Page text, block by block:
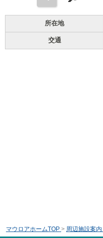
所在地
交通
マウロアホームTOP > 周辺施設案内